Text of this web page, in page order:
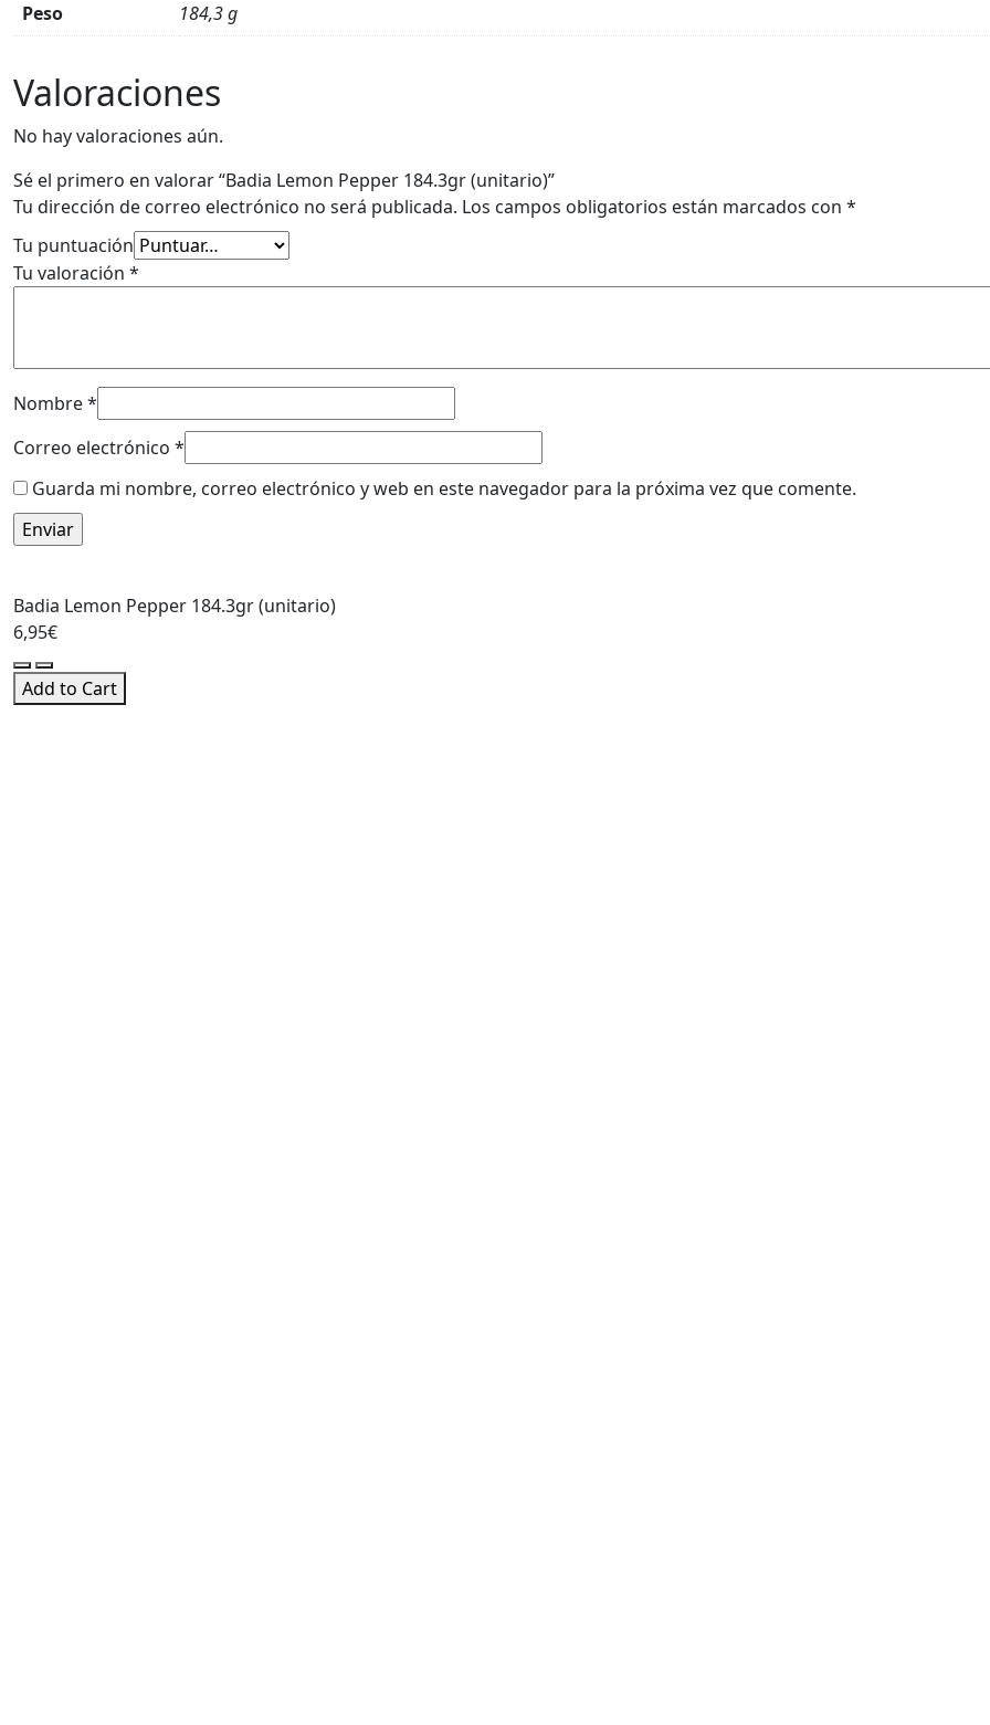
Peso 184,3 g
Valoraciones
No hay valoraciones aún.
Sé el primero en valorar “Badia Lemon Pepper 184.3gr (unitario)”
Tu dirección de correo electrónico no será publicada. Los campos obligatorios están marcados con *
Tu puntuación
Tu valoración *
Nombre*
Correo electrónico *
Guarda mi nombre, correo electrónico y web en este navegador para la próxima vez que comente.
Badia Lemon Pepper 184.3gr (unitario)
6,95€
Badia
Lemon
Pepper
Add to Cart